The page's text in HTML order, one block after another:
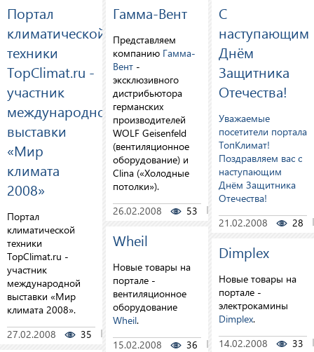
Портал
климатической
техники
TopClimat.ru -
участник
международной
выставки
«Мир
климата
2008»
Портал
климатической
техники
TopClimat.ru -
участник
международной
выставки «Мир
климата 2008».
27.02.2008
35 0
Гамма-Вент
Представляем
компанию Гамма-
Вент-
эксклюзивного
дистрибьютора
германских
производителей
WOLF Geisenfeld
(вентиляционное
оборудование) и
Clina («Холодные
потолки»).
26.02.2008
53
Wheil
Новые товары на
портале -
вентиляционное
оборудование
Wheil.
15.02.2008
36 0
С
наступающим
Днём
Защитника
Отечества!
Уважаемые
посетители портала
ТопКлимат!
Поздравляем вас с
наступающим
Днём Защитника
Отечества!
21.02.2008
28
Dimplex
Новые товары на
портале -
электрокамины
Dimplex.
14.02.2008
33